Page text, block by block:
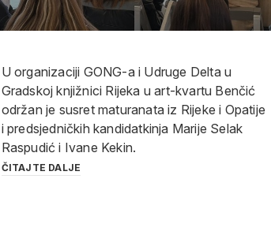
U organizaciji GONG-a i Udruge Delta u
Gradskoj knjižnici Rijeka u art-kvartu Benčić
održan je susret maturanata iz Rijeke i Opatije
i predsjedničkih kandidatkinja Marije Selak
Raspudić i Ivane Kekin.
ČITAJTE DALJE